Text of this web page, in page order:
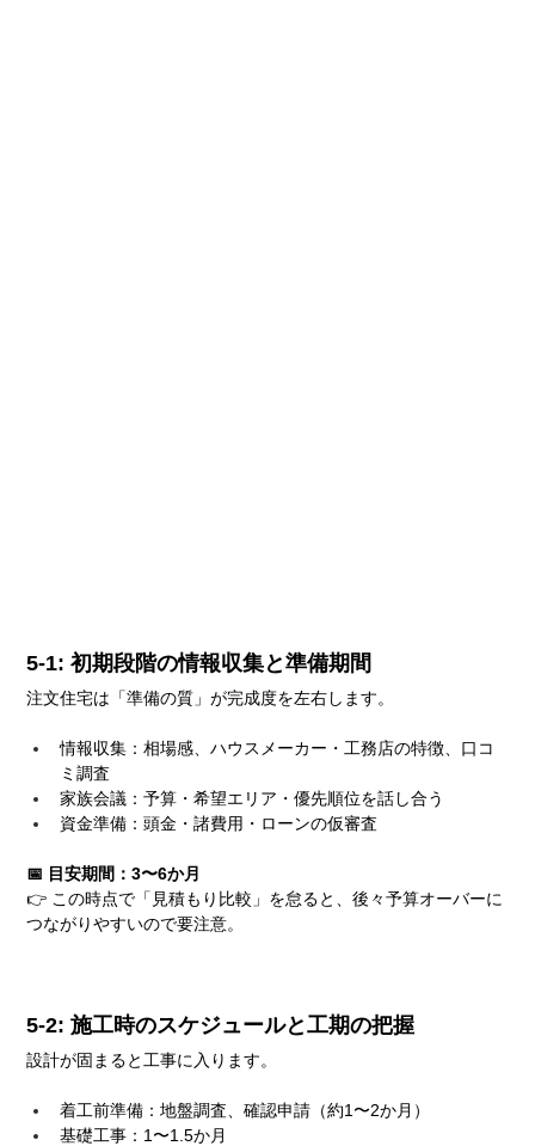
5-1: 初期段階の情報収集と準備期間
注文住宅は「準備の質」が完成度を左右します。
情報収集：相場感、ハウスメーカー・工務店の特徴、口コ
ミ調査
家族会議：予算・希望エリア・優先順位を話し合う
資金準備：頭金・諸費用・ローンの仮審査
📅 目安期間：3〜6か月
👉 この時点で「見積もり比較」を怠ると、後々予算オーバーに
つながりやすいので要注意。
5-2: 施工時のスケジュールと工期の把握
設計が固まると工事に入ります。
着工前準備：地盤調査、確認申請（約1〜2か月）
基礎工事：1〜1.5か月